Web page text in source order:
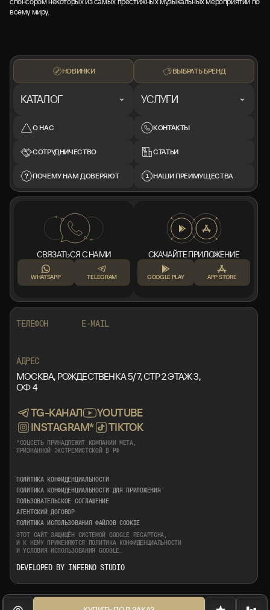
всему миру.
НОВИНКИ
КАТАЛОГ
О НАС
СОТРУДНИЧЕСТВО
ПОЧЕМУ НАМ ДОВЕРЯЮТ
ВЫБРАТЬ БРЕНД
УСЛУГИ
КОНТАКТЫ
СТАТЬИ
НАШИ ПРЕИМУЩЕСТВА
СВЯЗАТЬСЯ С НАМИ
WHATSAPP TELEGRAM
СКАЧАЙТЕ ПРИЛОЖЕНИЕ
GOOGLE PLAY APP STORE
ТЕЛЕФОН E-MAIL
АДРЕС
МОСКВА, РОЖДЕСТВЕНКА 5/7, СТР 2 ЭТАЖ 3,
ОФ 4
TG-КАНАЛ
YOUTUBE
INSTAGRAM*
TIKTOK
*СОЦСЕТЬ ПРИНАДЛЕЖИТ КОМПАНИИ META,
ПРИЗНАННОЙ ЭКСТРЕМИСТСКОЙ В РФ
ПОЛИТИКА КОНФИДЕНЦИАЛЬНОСТИ
ПОЛИТИКА КОНФИДЕНЦИАЛЬНОСТИ ДЛЯ ПРИЛОЖЕНИЯ
ПОЛЬЗОВАТЕЛЬСКОЕ СОГЛАШЕНИЕ
АГЕНТСКИЙ ДОГОВОР
ПОЛИТИКА ИСПОЛЬЗОВАНИЯ ФАЙЛОВ COOKIE
ЭТОТ САЙТ ЗАЩИЩЁН СИСТЕМОЙ GOOGLE RECAPTCHA,
И К НЕМУ ПРИМЕНЯЮТСЯ
ПОЛИТИКА КОНФИДЕНЦИАЛЬНОСТИ
И УСЛОВИЯ ИСПОЛЬЗОВАНИЯ GOOGLE.
DEVELOPED BY INFERNO STUDIO